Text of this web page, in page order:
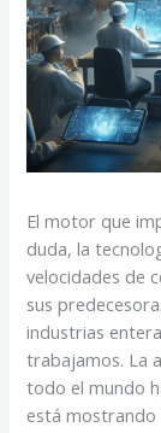
El motor que
duda, la
velocidades de
sus
industrias
trabajamos. La
todo el mundo
está mostrando